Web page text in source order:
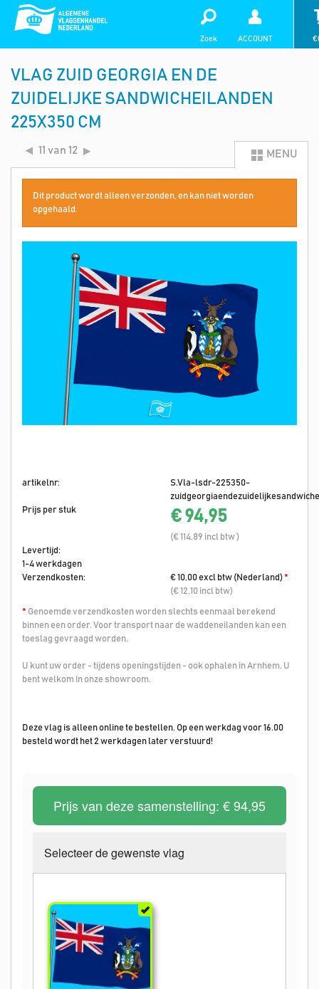
Zoek ACCOUNT €
VLAG ZUID GEORGIA EN DE
ZUIDELIJKE SANDWICHEILANDEN
225X350 CM
11 van 12 MENU
Dit product wordt alleen verzonden, en kan niet worden
opgehaald.
artikelnr:
S.Vla-lsdr-225350-
Prijs per stuk
€ 94,95
(€ 114,89 incl btw )
Levertijd:
1-4 werkdagen
Verzendkosten:
€ 10,00 excl btw (Nederland)*
(€ 12,10 incl btw)
* Genoemde verzendkosten worden slechts eenmaal berekend
binnen een order. Voor transport naar de waddeneilanden kan een
toeslag gevraagd worden.
U kunt uw order - tijdens openingstijden - ook ophalen in Arnhem. U
bent welkom in onze showroom.
Deze vlag is alleen online te bestellen. Op een werkdag voor 16.00
besteld wordt het 2 werkdagen later verstuurd!
Prijs van deze samenstelling: € 94,95
Selecteer de gewenste vlag